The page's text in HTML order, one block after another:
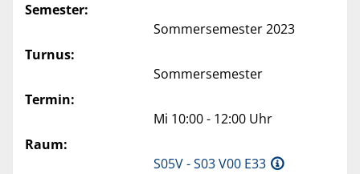
Semester:
Sommersemester 2023
Turnus:
Sommersemester
Termin:
Mi 10:00 - 12:00 Uhr
Raum:
S05V - S03 V00 E33